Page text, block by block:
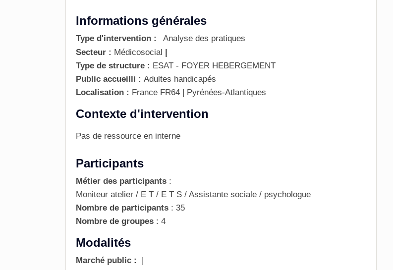
Informations générales
Type d'intervention :
Analyse des pratiques
Secteur : Médicosocial |
Type de structure : ESAT - FOYER HEBERGEMENT
Public accueilli : Adultes handicapés
Localisation : France FR64 | Pyrénées-Atlantiques
Contexte d'intervention
Pas de ressource en interne
Participants
Métier des participants :
Moniteur atelier / E T / E T S / Assistante sociale / psychologue
Nombre de participants : 35
Nombre de groupes : 4
Modalités
Marché public : |